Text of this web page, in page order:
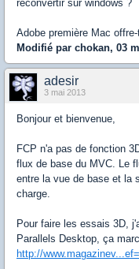
reconvertir sur windows ?
Adobe première Mac
Modifié par chokan, 03
adesir
3 mai 2013
Bonjour et bienvenue,
FCP n'a pas de fonction
flux de base du MVC. Le
entre la vue de base et la
charge.
Pour faire les essais 3D,
Parallels Desktop, ça
http://